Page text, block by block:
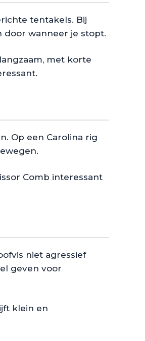
tentakels. Bij
wanneer je stopt.
met korte
Op een Carolina rig
Comb interessant
niet agressief
geven voor
klein en